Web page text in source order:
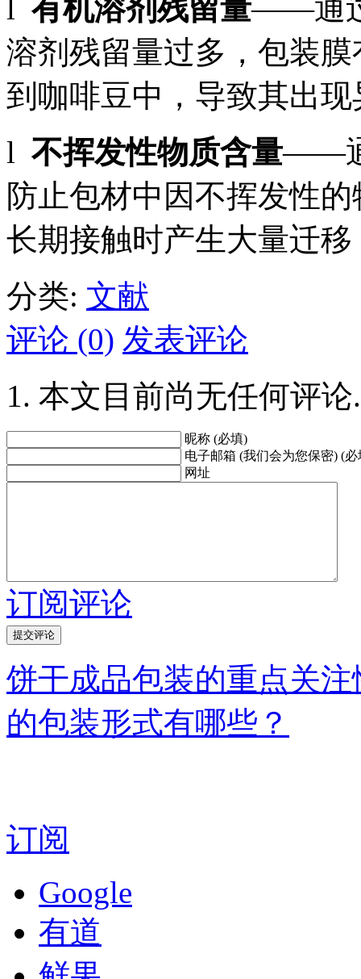
l 有机溶剂残留量——通
溶剂残留量过多，包装
到咖啡豆中，导致其出
l 不挥发性物质含量——
防止包材中因不挥发性
长期接触时产生大量迁
分类: 文献
评论 (0) 发表评论
本文目前尚无任何评论.
昵称 (必填)
电子邮箱 (我们会为您保密) (必
网址
订阅评论
饼干成品包装的重点关
的包装形式有哪些？
订阅
Google
有道